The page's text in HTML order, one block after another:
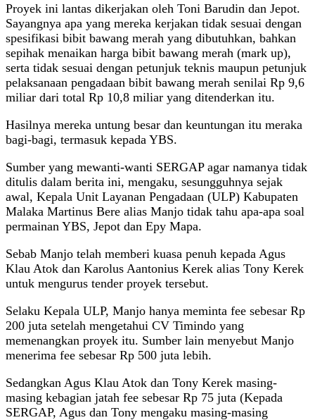
Proyek ini lantas dikerjakan oleh Toni Barudin dan Jepot.
Sayangnya apa yang mereka kerjakan tidak sesuai dengan
spesifikasi bibit bawang merah yang dibutuhkan, bahkan
sepihak menaikan harga bibit bawang merah (mark up),
serta tidak sesuai dengan petunjuk teknis maupun petunjuk
pelaksanaan pengadaan bibit bawang merah senilai Rp 9,6
miliar dari total Rp 10,8 miliar yang ditenderkan itu.
Hasilnya mereka untung besar dan keuntungan itu meraka
bagi-bagi, termasuk kepada YBS.
Sumber yang mewanti-wanti SERGAP agar namanya tidak
ditulis dalam berita ini, mengaku, sesungguhnya sejak
awal, Kepala Unit Layanan Pengadaan (ULP) Kabupaten
Malaka Martinus Bere alias Manjo tidak tahu apa-apa soal
permainan YBS, Jepot dan Epy Mapa.
Sebab Manjo telah memberi kuasa penuh kepada Agus
Klau Atok dan Karolus Aantonius Kerek alias Tony Kerek
untuk mengurus tender proyek tersebut.
Selaku Kepala ULP, Manjo hanya meminta fee sebesar Rp
200 juta setelah mengetahui CV Timindo yang
memenangkan proyek itu. Sumber lain menyebut Manjo
menerima fee sebesar Rp 500 juta lebih.
Sedangkan Agus Klau Atok dan Tony Kerek masing-
masing kebagian jatah fee sebesar Rp 75 juta (Kepada
SERGAP, Agus dan Tony mengaku masing-masing